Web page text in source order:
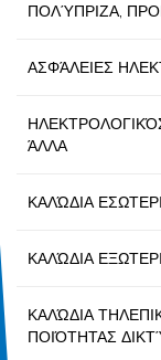
ΠΟΛΎΠΡΙΖΑ,
ΑΣΦΆΛΕΙΕΣ
ΆΛΛΑ
ΚΑΛΏΔΙΑ
ΚΑΛΏΔΙΑ
ΚΑΛΏΔΙΑ
ΠΟΙΌΤΗΤΑΣ